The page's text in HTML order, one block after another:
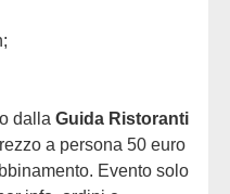
dalla Guida Ristoranti
a persona 50 euro
Evento solo